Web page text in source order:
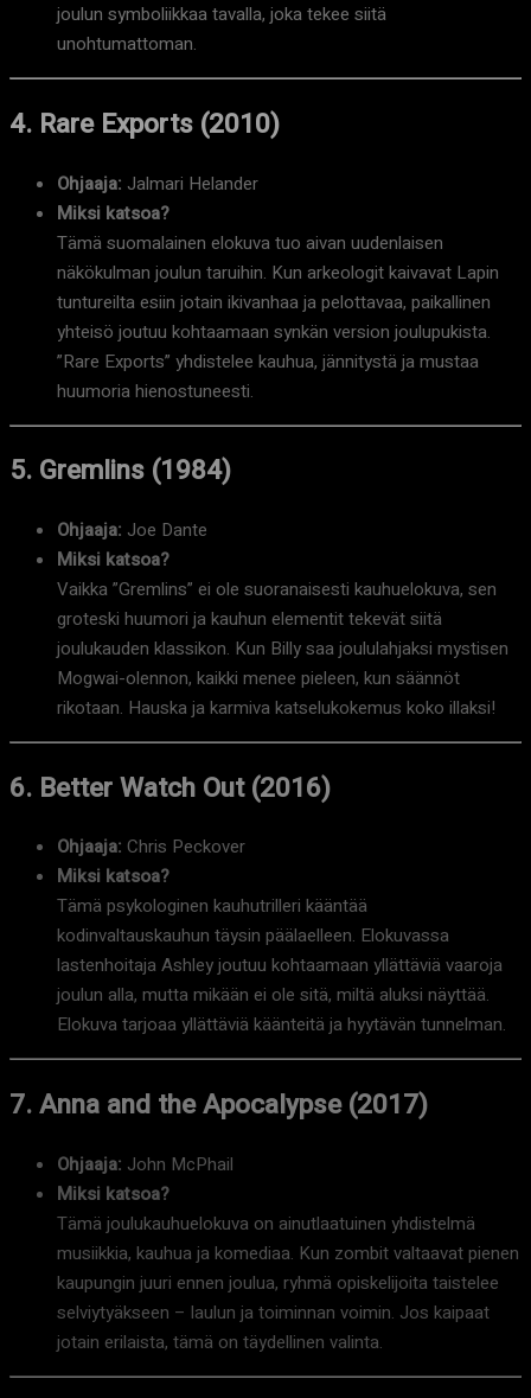
joulun symboliikkaa tavalla, joka tekee siitä
unohtumattoman.
4. Rare Exports (2010)
Ohjaaja: Jalmari Helander
Miksi katsoa?
Tämä suomalainen elokuva tuo aivan uudenlaisen
näkökulman joulun taruihin. Kun arkeologit kaivavat Lapin
tuntureilta esiin jotain ikivanhaa ja pelottavaa, paikallinen
yhteisö joutuu kohtaamaan synkän version joulupukista.
”Rare Exports” yhdistelee kauhua, jännitystä ja mustaa
huumoria hienostuneesti.
5. Gremlins (1984)
Ohjaaja: Joe Dante
Miksi katsoa?
Vaikka ”Gremlins” ei ole suoranaisesti kauhuelokuva, sen
groteski huumori ja kauhun elementit tekevät siitä
joulukauden klassikon. Kun Billy saa joululahjaksi mystisen
Mogwai-olennon, kaikki menee pieleen, kun säännöt
rikotaan. Hauska ja karmiva katselukokemus koko illaksi!
6. Better Watch Out (2016)
Ohjaaja: Chris Peckover
Miksi katsoa?
Tämä psykologinen kauhutrilleri kääntää
kodinvaltauskauhun täysin päälaelleen. Elokuvassa
lastenhoitaja Ashley joutuu kohtaamaan yllättäviä vaaroja
joulun alla, mutta mikään ei ole sitä, miltä aluksi näyttää.
Elokuva tarjoaa yllättäviä käänteitä ja hyytävän tunnelman.
7. Anna and the Apocalypse (2017)
Ohjaaja: John McPhail
Miksi katsoa?
Tämä joulukauhuelokuva on ainutlaatuinen yhdistelmä
musiikkia, kauhua ja komediaa. Kun zombit valtaavat pienen
kaupungin juuri ennen joulua, ryhmä opiskelijoita taistelee
selviytyäkseen – laulun ja toiminnan voimin. Jos kaipaat
jotain erilaista, tämä on täydellinen valinta.